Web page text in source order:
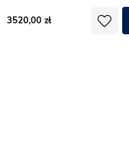
3520,00